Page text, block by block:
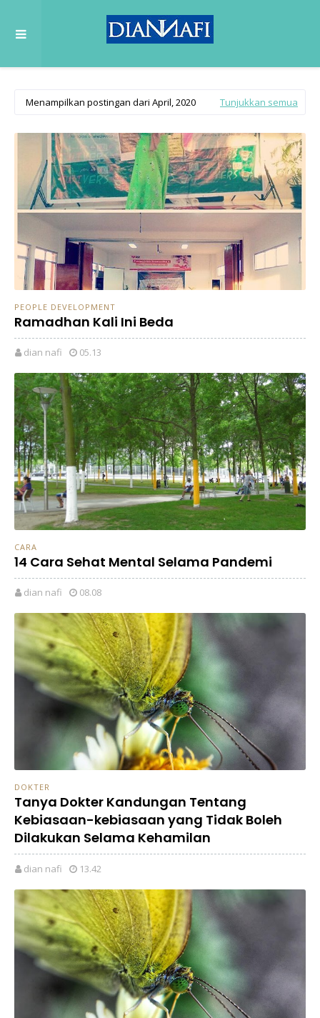
Menampilkan postingan dari April, 2020 Tunjukkan semua
PEOPLE DEVELOPMENT
Ramadhan Kali Ini Beda
dian nafi 05.13
CARA
14 Cara Sehat Mental Selama Pandemi
dian nafi 08.08
DOKTER
Tanya Dokter Kandungan Tentang
Kebiasaan-kebiasaan yang Tidak Boleh
Dilakukan Selama Kehamilan
dian nafi 13.42